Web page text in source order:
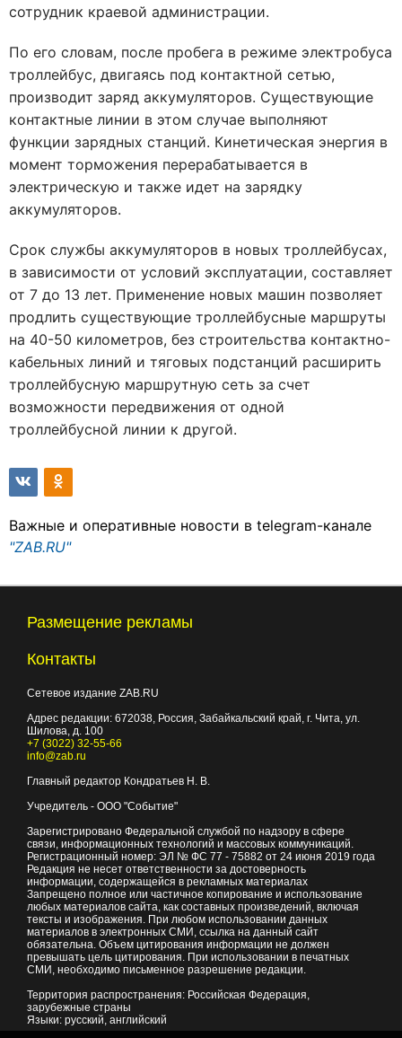
сотрудник краевой администрации.
По его словам, после пробега в режиме электробуса
троллейбус, двигаясь под контактной сетью,
производит заряд аккумуляторов. Существующие
контактные линии в этом случае выполняют
функции зарядных станций. Кинетическая энергия в
момент торможения перерабатывается в
электрическую и также идет на зарядку
аккумуляторов.
Срок службы аккумуляторов в новых троллейбусах,
в зависимости от условий эксплуатации, составляет
от 7 до 13 лет. Применение новых машин позволяет
продлить существующие троллейбусные маршруты
на 40-50 километров, без строительства контактно-
кабельных линий и тяговых подстанций расширить
троллейбусную маршрутную сеть за счет
возможности передвижения от одной
троллейбусной линии к другой.
Важные и оперативные новости в telegram-канале
"ZAB.RU"
Размещение рекламы
Контакты
Сетевое издание ZAB.RU
Адрес редакции: 672038, Россия, Забайкальский край, г. Чита, ул.
Шилова, д. 100
+7 (3022) 32-55-66
info@zab.ru
Главный редактор Кондратьев Н. В.
Учредитель - ООО "Событие"
Зарегистрировано Федеральной службой по надзору в сфере
связи, информационных технологий и массовых коммуникаций.
Регистрационный номер: ЭЛ № ФС 77 - 75882 от 24 июня 2019 года
Редакция не несет ответственности за достоверность
информации, содержащейся в рекламных материалах
Запрещено полное или частичное копирование и использование
любых материалов сайта, как составных произведений, включая
тексты и изображения. При любом использовании данных
материалов в электронных СМИ, ссылка на данный сайт
обязательна. Объем цитирования информации не должен
превышать цель цитирования. При использовании в печатных
СМИ, необходимо письменное разрешение редакции.
Территория распространения: Российская Федерация,
зарубежные страны
Языки: русский, английский